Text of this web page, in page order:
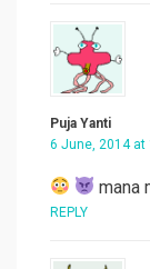
Puja Yanti
6 June, 2014 at
mana
REPLY